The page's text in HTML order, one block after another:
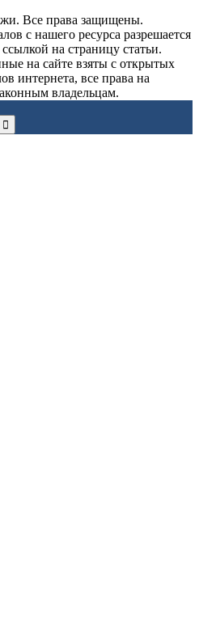
Все права защищены.
с нашего ресурса разрешается
на страницу статьи.
на сайте взяты с открытых
интернета, все права на
владельцам.